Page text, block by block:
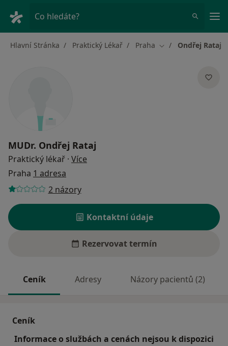
Co hledáte?
Hlavní Stránka Praktický Lékař Praha Změna města
Ondřej Rataj
MUDr. Ondřej Rataj
Praktický lékař · Více
Praha 1 adresa
2 názory
Kontaktní údaje
Rezervovat termín
Ceník Adresy Názory pacientů (2)
Ceník
Informace o službách a cenách nejsou k dispozici